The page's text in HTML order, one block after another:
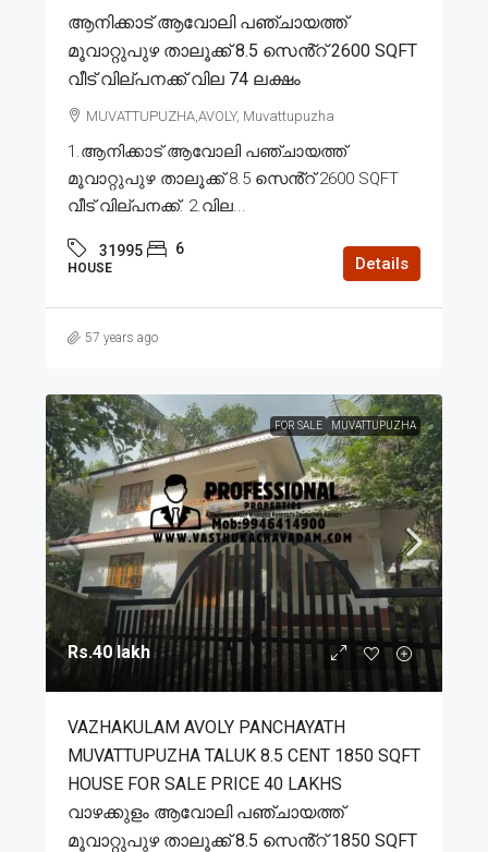
ആനിക്കാട് ആവോലി പഞ്ചായത്ത്
മൂവാറ്റുപുഴ താലൂക്ക് 8.5 സെൻ്റ് 2600 SQFT
വീട് വില്പനക്ക് വില 74 ലക്ഷം
MUVATTUPUZHA,AVOLY, Muvattupuzha
1.ആനിക്കാട് ആവോലി പഞ്ചായത്ത്
മൂവാറ്റുപുഴ താലൂക്ക് 8.5 സെൻ്റ് 2600 SQFT
വീട് വില്പനക്ക്. 2.വില...
31995 6
HOUSE Details
57 years ago
FOR SALE MUVATTUPUZHA
Rs.40 lakh
VAZHAKULAM AVOLY PANCHAYATH
MUVATTUPUZHA TALUK 8.5 CENT 1850 SQFT
HOUSE FOR SALE PRICE 40 LAKHS
വാഴക്കുളം ആവോലി പഞ്ചായത്ത്
മൂവാറ്റുപുഴ താലൂക്ക് 8.5 സെൻ്റ് 1850 SQFT